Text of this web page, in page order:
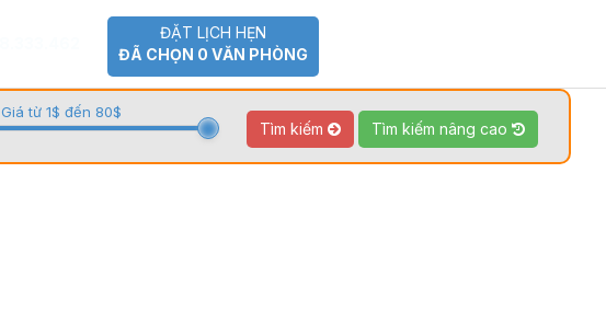
ĐẶT LỊCH HẸN
ĐÃ CHỌN 0 VĂN PHÒNG
Giá từ 1$ đến 80$
Tìm kiếm Tìm kiếm nâng cao